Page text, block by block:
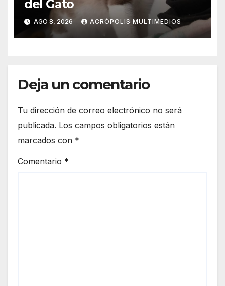
del Gato
AGO 8, 2026 ACRÓPOLIS MULTIMEDIOS
Deja un comentario
Tu dirección de correo electrónico no será
publicada. Los campos obligatorios están
marcados con *
Comentario *